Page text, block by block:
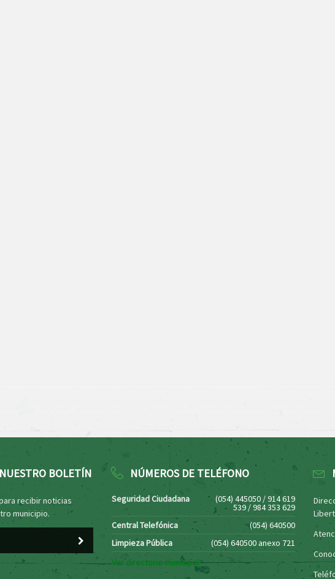
BOLETÍN
recibir noticias
municipio.
NÚMEROS DE TELÉFONO
Seguridad Ciudadana (054) 445050 / 914 619
539 / 984 353 629
Central Telefónica
(054) 640500
Limpieza Pública
(054) 640500 anexo 721
Ver directorio municipal